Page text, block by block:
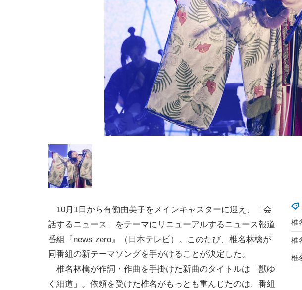
10月1日から有働由美子をメインキャスターに迎え、「会
話するニュース」をテーマにリニューアルするニュース報道
番組『news zero』（日本テレビ）。このたび、椎名林檎が
同番組の新テーマソングを手がけることが決定した。
椎名林檎が作詞・作曲を手掛けた新曲のタイトルは「獣ゆ
く細道」。依頼を受けた椎名がもっとも重んじたのは、番組